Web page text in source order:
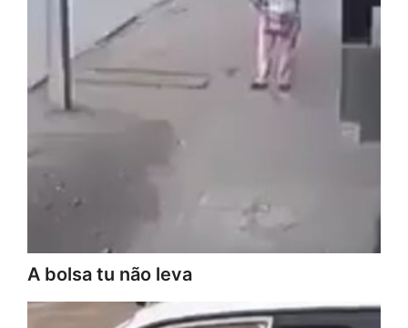
A bolsa tu não leva